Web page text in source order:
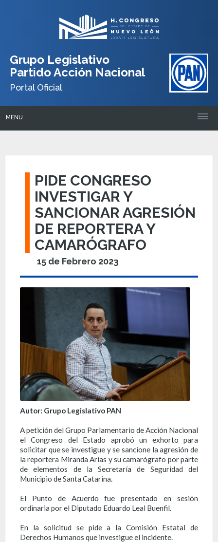
Grupo Legislativo
Partido Acción Nacional
Portal Oficial
MENU
PIDE CONGRESO
INVESTIGAR Y
SANCIONAR AGRESIÓN
DE REPORTERA Y
CAMARÓGRAFO
15 de Febrero 2023
Autor: Grupo Legislativo PAN
A petición del Grupo Parlamentario de Acción Nacional
el Congreso del Estado aprobó un exhorto para
solicitar que se investigue y se sancione la agresión de
la reportera Miranda Arias y su camarógrafo por parte
de elementos de la Secretaría de Seguridad del
Municipio de Santa Catarina.
El Punto de Acuerdo fue presentado en sesión
ordinaria por el Diputado Eduardo Leal Buenfil.
En la solicitud se pide a la Comisión Estatal de
Derechos Humanos que investigue el incidente.